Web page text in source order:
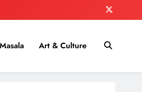
Art & Culture